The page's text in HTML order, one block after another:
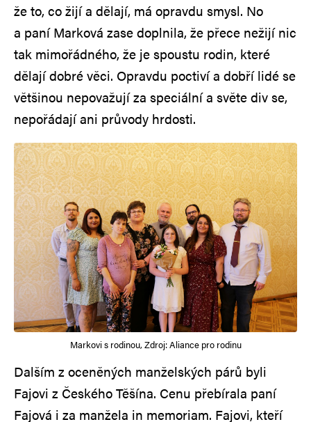
že to, co žijí a dělají, má opravdu smysl. No
a paní Marková zase doplnila, že přece nežijí nic
tak mimořádného, že je spoustu rodin, které
dělají dobré věci. Opravdu poctiví a dobří lidé se
většinou nepovažují za speciální a světe div se,
nepořádají ani průvody hrdosti.
Markovi s rodinou, Zdroj: Aliance pro rodinu
Dalším z oceněných manželských párů byli
Fajovi z Českého Těšína. Cenu přebírala paní
Fajová i za manžela in memoriam. Fajovi, kteří